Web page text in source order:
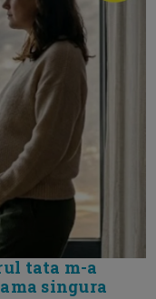
tata m-a
singura